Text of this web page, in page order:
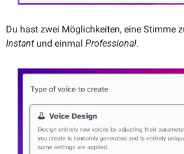
Instant und einmal Professional.